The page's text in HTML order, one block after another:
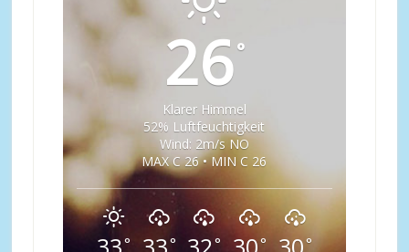
26°
Klarer Himmel
52% Luftfeuchtigkeit
Wind: 2m/s NO
MAX C 26 • MIN C 26
° ° ° ° °